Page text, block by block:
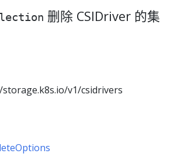
删除 CSIDriver 的集
storage.k8s.io/v1/csidrivers